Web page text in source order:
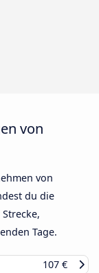
von
von
du die
Tage.
107 €